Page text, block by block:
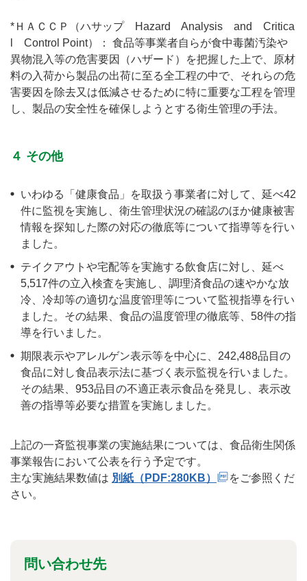
*ＨＡＣＣＰ（ハサップ Hazard Analysis and Critica
l Control Point）： 食品等事業者自らが食中毒菌汚染や
異物混入等の危害要因（ハザード）を把握した上で、原材
料の入荷から製品の出荷に至る全工程の中で、それらの危
害要因を除去又は低減させるために特に重要な工程を管理
し、製品の安全性を確保しようとする衛生管理の手法。
４ その他
いわゆる「健康食品」を取扱う事業者に対して、延べ42
件に監視を実施し、衛生管理状況の確認のほか健康被害
情報を探知した際の対応の徹底等について指導等を行い
ました。
テイクアウトや宅配等を実施する飲食店に対し、延べ
5,517件の立入検査を実施し、調理済食品の速やかな放
冷、冷却等の適切な温度管理等について監視指導を行い
ました。その結果、食品の温度管理の徹底等、58件の指
導を行いました。
期限表示やアレルゲン表示等を中心に、242,488品目の
食品に対し食品表示法に基づく表示監視を行いました。
その結果、953品目の不適正表示食品を発見し、表示改
善の指導等必要な措置を実施しました。
上記の一斉監視事業の実施結果については、食品衛生関係
事業報告において公表を行う予定です。
主な実施結果数値は 別紙（PDF:280KB）
をご参照くだ
さい。
問い合わせ先